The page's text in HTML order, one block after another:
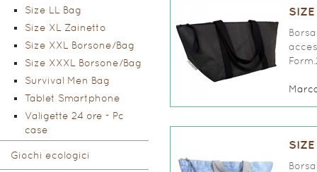
Size LL Bag
Size XL Zainetto
Size XXL Borsone/Bag
Size XXXL Borsone/Bag
Survival Men Bag
Tablet Smartphone
Valigette 24 ore - Pc
case
Giochi ecologici